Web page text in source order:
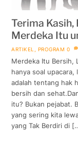
Terima Kasih,
Merdeka Itu
ARTIKEL PROGRAM 0
Merdeka Itu Bersih,
hanya soal
adalah tentang hak
bersih dan
itu? Bukan pejabat.
yang sering kita
yang Tak Berdiri di